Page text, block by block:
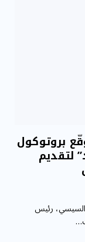
بروتوكول
لتقديم
السيسي، رئيس